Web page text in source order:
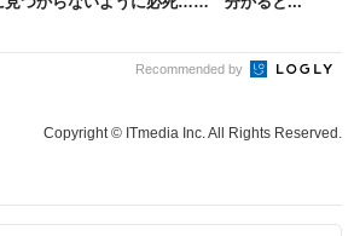
Recommended by
Copyright © ITmedia Inc. All Rights Reserved.